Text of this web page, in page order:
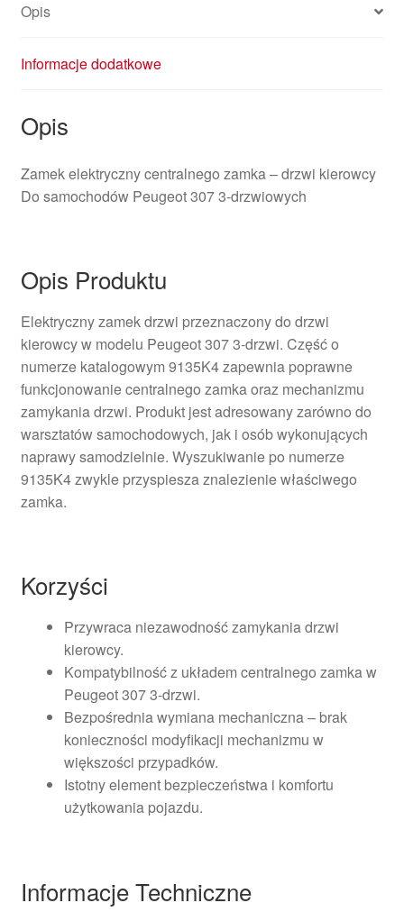
Opis
Informacje dodatkowe
Opis
Zamek elektryczny centralnego zamka – drzwi kierowcy
Do samochodów Peugeot 307 3-drzwiowych
Opis Produktu
Elektryczny zamek drzwi przeznaczony do drzwi
kierowcy w modelu Peugeot 307 3-drzwi. Część o
numerze katalogowym 9135K4 zapewnia poprawne
funkcjonowanie centralnego zamka oraz mechanizmu
zamykania drzwi. Produkt jest adresowany zarówno do
warsztatów samochodowych, jak i osób wykonujących
naprawy samodzielnie. Wyszukiwanie po numerze
9135K4 zwykle przyspiesza znalezienie właściwego
zamka.
Korzyści
Przywraca niezawodność zamykania drzwi
kierowcy.
Kompatybilność z układem centralnego zamka w
Peugeot 307 3-drzwi.
Bezpośrednia wymiana mechaniczna – brak
konieczności modyfikacji mechanizmu w
większości przypadków.
Istotny element bezpieczeństwa i komfortu
użytkowania pojazdu.
Informacje Techniczne